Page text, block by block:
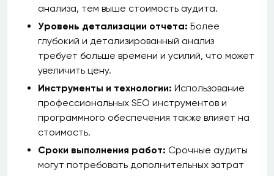
анализа, тем выше стоимость аудита.
Уровень детализации отчета: Более
глубокий и детализированный анализ
требует больше времени и усилий, что может
увеличить цену.
Инструменты и технологии: Использование
профессиональных SEO инструментов и
программного обеспечения также влияет на
стоимость.
Сроки выполнения работ: Срочные аудиты
могут потребовать дополнительных затрат